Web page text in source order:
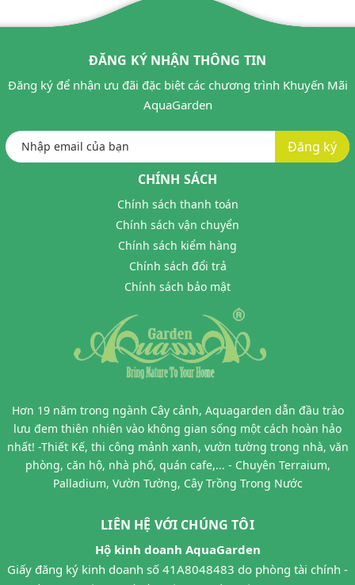
ĐĂNG KÝ NHẬN THÔNG TIN
Đăng ký để nhận ưu đãi đặc biệt các chương trình Khuyến Mãi
AquaGarden
Đăng ký
CHÍNH SÁCH
Chính sách thanh toán
Chính sách vận chuyển
Chính sách kiểm hàng
Chính sách đổi trả
Chính sách bảo mật
Hơn 19 năm trong ngành Cây cảnh, Aquagarden dẫn đầu trào
lưu đem thiên nhiên vào không gian sống một cách hoàn hảo
nhất! -Thiết Kế, thi công mảnh xanh, vườn tường trong nhà, văn
phòng, căn hộ, nhà phố, quán cafe,... - Chuyên Terraium,
Palladium, Vườn Tường, Cây Trồng Trong Nước
LIÊN HỆ VỚI CHÚNG TÔI
Hộ kinh doanh AquaGarden
Giấy đăng ký kinh doanh số 41A8048483 do phòng tài chính -